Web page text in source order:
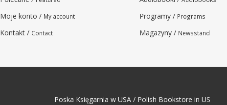
Moje konto / My account
Kontakt / Contact
Programy / Programs
Magazyny / Newsstand
Poska Księgarnia w USA / Polish Bookstore in US